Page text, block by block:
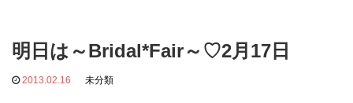
明日は～Bridal*Fair～♡2月17日
2013.02.16 未分類